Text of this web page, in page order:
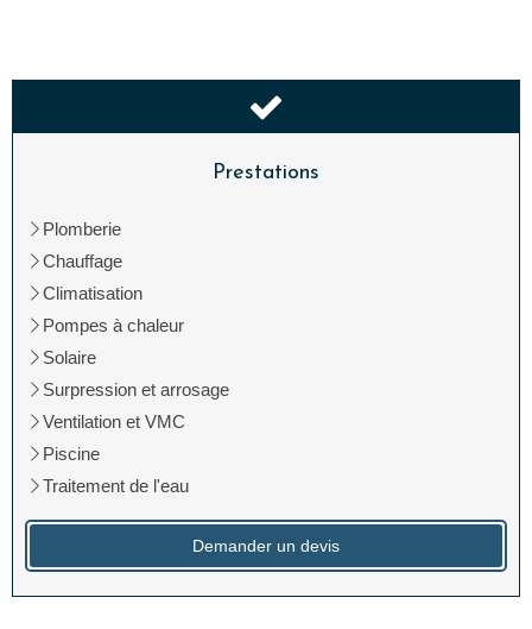
Prestations
Plomberie
Chauffage
Climatisation
Pompes à chaleur
Solaire
Surpression et arrosage
Ventilation et VMC
Piscine
Traitement de l'eau
Demander un devis